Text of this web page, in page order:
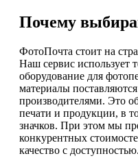
Почему
ФотоПочта стоит на
Наш сервис использует
оборудование для
материалы
производителями. Это
печати и продукции, в
значков. При этом мы
конкурентных
качество с доступностью.